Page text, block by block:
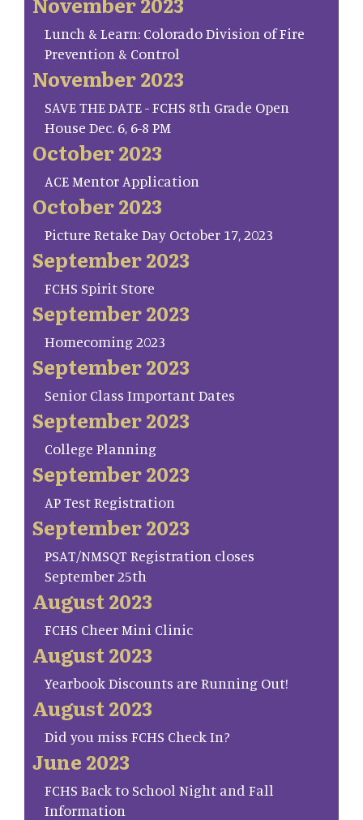
Lunch & Learn: Colorado Division of Fire
Prevention & Control
November 2023
SAVE THE DATE - FCHS 8th Grade Open
House Dec. 6, 6-8 PM
October 2023
ACE Mentor Application
October 2023
Picture Retake Day October 17, 2023
September 2023
FCHS Spirit Store
September 2023
Homecoming 2023
September 2023
Senior Class Important Dates
September 2023
College Planning
September 2023
AP Test Registration
September 2023
PSAT/NMSQT Registration closes
September 25th
August 2023
FCHS Cheer Mini Clinic
August 2023
Yearbook Discounts are Running Out!
August 2023
Did you miss FCHS Check In?
June 2023
FCHS Back to School Night and Fall
Information